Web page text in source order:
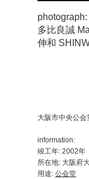
photograph:
多比良誠
伸和
大阪市中央公
information:
竣工年: 2002年
所在地: 大阪府
用途: 公会堂